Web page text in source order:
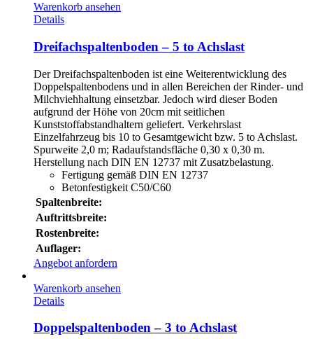
Warenkorb ansehen
Details
Dreifachspaltenboden – 5 to Achslast
Der Dreifachspaltenboden ist eine Weiterentwicklung des
Doppelspaltenbodens und in allen Bereichen der Rinder- und
Milchviehhaltung einsetzbar. Jedoch wird dieser Boden
aufgrund der Höhe von 20cm mit seitlichen
Kunststoffabstandhaltern geliefert. Verkehrslast
Einzelfahrzeug bis 10 to Gesamtgewicht bzw. 5 to Achslast.
Spurweite 2,0 m; Radaufstandsfläche 0,30 x 0,30 m.
Herstellung nach DIN EN 12737 mit Zusatzbelastung.
Fertigung gemäß DIN EN 12737
Betonfestigkeit C50/C60
Spaltenbreite:
Auftrittsbreite:
Rostenbreite:
Auflager:
Angebot anfordern
Warenkorb ansehen
Details
Doppelspaltenboden – 3 to Achslast